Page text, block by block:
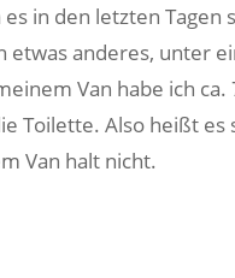
in den letzten Tagen
anderes, unter
Van habe ich
Toilette. Also heißt
Van halt nicht.